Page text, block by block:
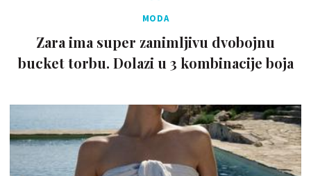
MODA
Zara ima super zanimljivu dvobojnu
bucket torbu. Dolazi u 3 kombinacije boja